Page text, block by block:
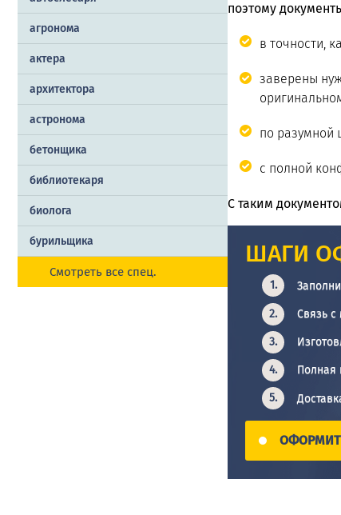
агронома
актера
архитектора
астронома
бетонщика
библиотекаря
биолога
бурильщика
Смотреть все спец.
поэтому
в точности,
заверены
по разумной
с полной
С таким
ШАГИ
Связь с
Полная